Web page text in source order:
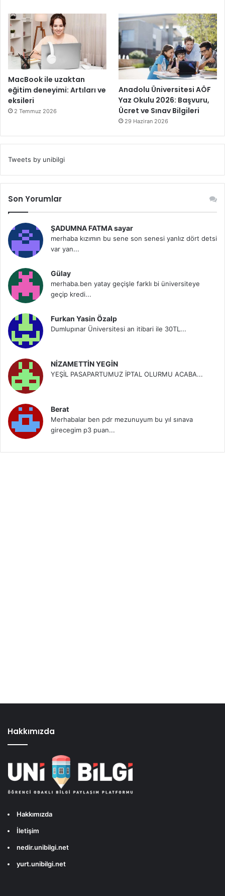
MacBook ile uzaktan
eğitim deneyimi: Artıları ve
eksileri
2 Temmuz 2026
Anadolu Üniversitesi AÖF
Yaz Okulu 2026: Başvuru,
Ücret ve Sınav Bilgileri
29 Haziran 2026
Tweets by unibilgi
Son Yorumlar
ŞADUMNA FATMA sayar
merhaba kızımın bu sene son senesi yanlız dört detsi
var yan...
Gülay
merhaba.ben yatay geçişle farklı bi üniversiteye
geçip kredi...
Furkan Yasin Özalp
Dumlupınar Üniversitesi an itibari ile 30TL...
NİZAMETTİN YEGİN
YEŞİL PASAPARTUMUZ İPTAL OLURMU ACABA...
Berat
Merhabalar ben pdr mezunuyum bu yıl sınava
girecegim p3 puan...
Hakkımızda
Hakkımızda
İletişim
nedir.unibilgi.net
yurt.unibilgi.net